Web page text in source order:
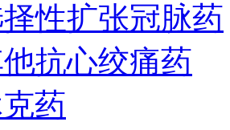
性扩张冠脉药
抗心绞痛药
药